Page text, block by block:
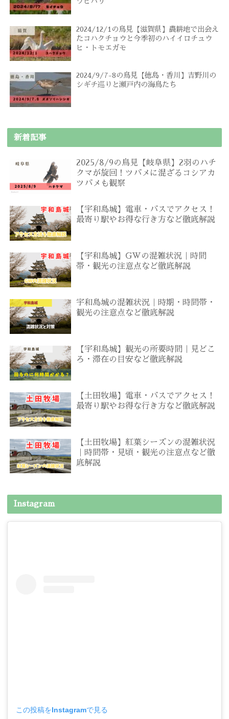
2024/12/1の鳥見【滋賀県】農耕地で出会え
たコハクチョウと今季初のハイイロチュウ
ヒ・トモエガモ
2024/9/7-8の鳥見【徳島・香川】吉野川の
シギチ巡りと瀬戸内の海鳥たち
新着記事
2025/8/9の鳥見【岐阜県】2羽のハチ
クマが旋回！ツバメに混ざるコシアカ
ツバメも観察
【宇和島城】電車・バスでアクセス！
最寄り駅やお得な行き方など徹底解説
【宇和島城】GWの混雑状況｜時間
帯・観光の注意点など徹底解説
宇和島城の混雑状況｜時期・時間帯・
観光の注意点など徹底解説
【宇和島城】観光の所要時間｜見どこ
ろ・滞在の目安など徹底解説
【土田牧場】電車・バスでアクセス！
最寄り駅やお得な行き方など徹底解説
【土田牧場】紅葉シーズンの混雑状況
｜時間帯・見頃・観光の注意点など徹
底解説
Instagram
この投稿をInstagramで見る